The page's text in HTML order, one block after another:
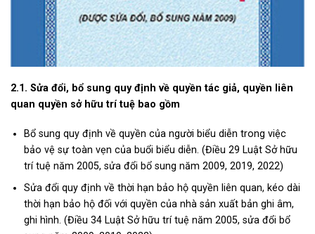
2.1. Sửa đổi, bổ sung quy định về quyền tác giả, quyền liên
quan quyền sở hữu trí tuệ bao gồm
Bổ sung quy định về quyền của người biểu diễn trong việc
bảo vệ sự toàn vẹn của buổi biểu diễn. (Điều 29 Luật Sở hữu
trí tuệ năm 2005, sửa đổi bổ sung năm 2009, 2019, 2022)
Sửa đổi quy định về thời hạn bảo hộ quyền liên quan, kéo dài
thời hạn bảo hộ đối với quyền của nhà sản xuất bản ghi âm,
ghi hình. (Điều 34 Luật Sở hữu trí tuệ năm 2005, sửa đổi bổ